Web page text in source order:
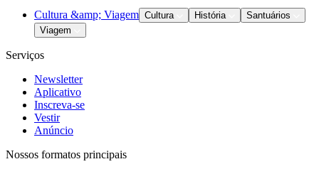
Cultura &amp; Viagem Cultura História
Santuários
Viagem
Serviços
Newsletter
Aplicativo
Inscreva-se
Vestir
Anúncio
Nossos formatos principais